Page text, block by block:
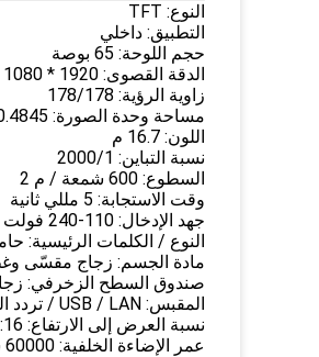
النوع: TFT
التطبيق: داخلي
حجم اللوحة: 65 بوصة
الدقة القصوى: 1920 * 1080
زاوية الرؤية: 178/178
مساحة وحدة الصورة: 0.4845 (أفقي) * 0.4845 (رأسي)
اللون: 16.7 م
نسبة التباين: 2000/1
السطوع: 600 شمعة / م 2
وقت الاستجابة: 5 مللي ثانية
جهد الإدخال: 110-240 فولت
النوع / الكلمات الرئيسية:
مادة الجسم: زجاج مقسّى
صندوق السطح الزخرفي:
المقبس: USB / LAN / تردد الصوت 3.0 خرج HIMI
نسبة العرض إلى الارتفاع: 9:16
عمر الإضاءة الخلفية: 60000 ساعة